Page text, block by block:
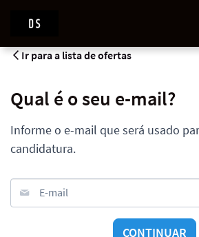
Ir para a lista de ofertas
Qual é o seu e-mail?
Informe o e-mail que será usado
candidatura.
E-mail
CONTINUAR